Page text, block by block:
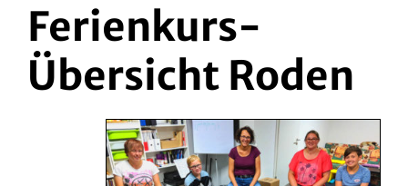
Ferienkurs-
Übersicht Roden